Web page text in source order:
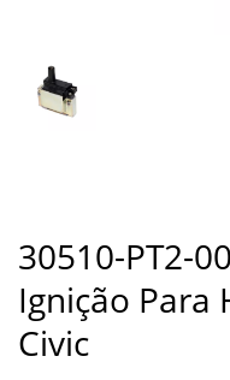
30510-PT2-
Ignição Para
Civic